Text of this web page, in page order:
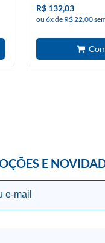
R$ 132,03
ou 6x de R$ 22,00
E